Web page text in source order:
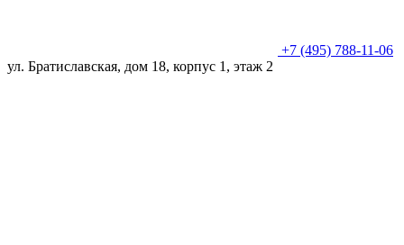
+7 (495) 788-11-06
ул. Братиславская, дом 18, корпус 1, этаж 2